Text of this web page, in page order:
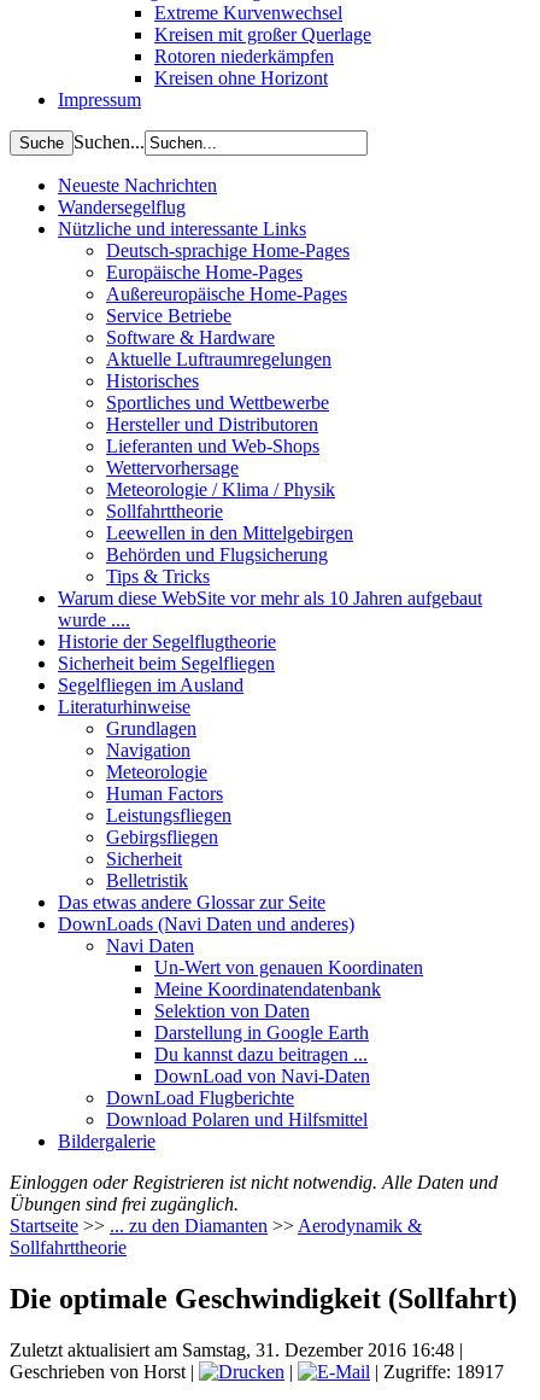
Extreme Kurvenwechsel
Kreisen mit großer Querlage
Rotoren niederkämpfen
Kreisen ohne Horizont
Impressum
Suchen...
Neueste Nachrichten
Wandersegelflug
Nützliche und interessante Links
Deutsch-sprachige Home-Pages
Europäische Home-Pages
Außereuropäische Home-Pages
Service Betriebe
Software & Hardware
Aktuelle Luftraumregelungen
Historisches
Sportliches und Wettbewerbe
Hersteller und Distributoren
Lieferanten und Web-Shops
Wettervorhersage
Meteorologie / Klima / Physik
Sollfahrttheorie
Leewellen in den Mittelgebirgen
Behörden und Flugsicherung
Tips & Tricks
Warum diese WebSite vor mehr als 10 Jahren aufgebaut
wurde ....
Historie der Segelflugtheorie
Sicherheit beim Segelfliegen
Segelfliegen im Ausland
Literaturhinweise
Grundlagen
Navigation
Meteorologie
Human Factors
Leistungsfliegen
Gebirgsfliegen
Sicherheit
Belletristik
Das etwas andere Glossar zur Seite
DownLoads (Navi Daten und anderes)
Navi Daten
Un-Wert von genauen Koordinaten
Meine Koordinatendatenbank
Selektion von Daten
Darstellung in Google Earth
Du kannst dazu beitragen ...
DownLoad von Navi-Daten
DownLoad Flugberichte
Download Polaren und Hilfsmittel
Bildergalerie
Einloggen oder Registrieren ist nicht notwendig. Alle Daten und
Übungen sind frei zugänglich.
Startseite >> ... zu den Diamanten >> Aerodynamik &
Sollfahrttheorie
Die optimale Geschwindigkeit (Sollfahrt)
Zuletzt aktualisiert am Samstag, 31. Dezember 2016 16:48 |
Geschrieben von Horst | |
| Zugriffe: 18917